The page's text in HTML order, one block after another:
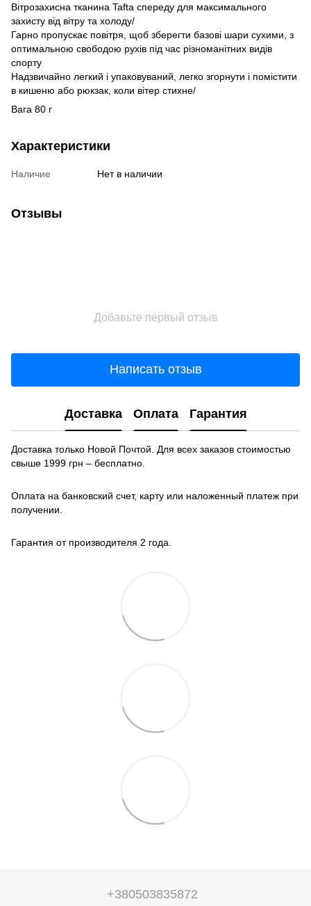
Вітрозахисна тканина Tafta спереду для максимального
захисту від вітру та холоду/
Гарно пропускає повітря, щоб зберегти базові шари сухими, з
оптимальною свободою рухів під час різноманітних видів
спорту
Надзвичайно легкий і упаковуваний, легко згорнути і помістити
в кишеню або рюкзак, коли вітер стихне/
Вага 80 г
Характеристики
Наличие Нет в наличии
Отзывы
Добавьте первый отзыв
Написать отзыв
Доставка Оплата Гарантия
Доставка только Новой Почтой. Для всех заказов стоимостью
свыше 1999 грн – бесплатно.
Оплата на банковский счет, карту или наложенный платеж при
получении.
Гарантия от производителя 2 года.
+380503835872